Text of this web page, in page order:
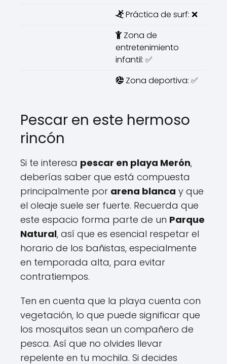
Práctica de surf: ❌
Zona de
entretenimiento
infantil: ✅
Zona deportiva: ✅
Pescar en este hermoso
rincón
Si te interesa pescar en playa Merón,
deberías saber que está compuesta
principalmente por arena blanca y que
el oleaje suele ser fuerte. Recuerda que
este espacio forma parte de un Parque
Natural, así que es esencial respetar el
horario de los bañistas, especialmente
en temporada alta, para evitar
contratiempos.
Ten en cuenta que la playa cuenta con
vegetación, lo que puede significar que
los mosquitos sean un compañero de
pesca. Así que no olvides llevar
repelente en tu mochila. Si decides